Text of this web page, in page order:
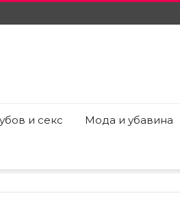
и секс Мода и убавина